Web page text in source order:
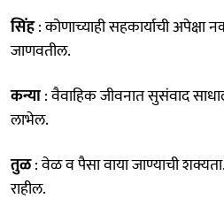
सिंह: कोणाच्याही सहकार्याची अपेक्षा
जाणवतील.
कन्या: वैवाहिक जीवनात सुसंवाद
लाभेल.
तुळ: वेळ व पैसा वाया जाण्याची
राहील.